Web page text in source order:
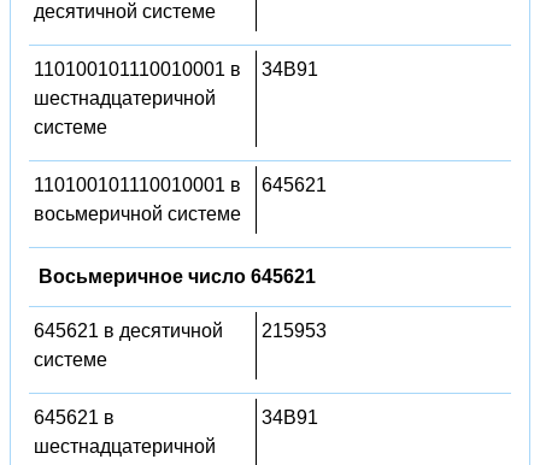
десятичной системе
110100101110010001 в
шестнадцатеричной
системе
34B91
110100101110010001 в
восьмеричной системе
645621
Восьмеричное число 645621
645621 в десятичной
системе
215953
645621 в
шестнадцатеричной
34B91